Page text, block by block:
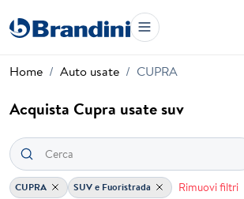
Home Auto usate CUPRA
Acquista Cupra usate suv
CUPRA SUV e Fuoristrada Rimuovi filtri